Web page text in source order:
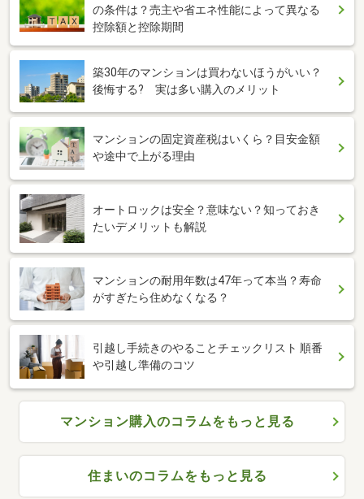
の条件は？売主や省エネ性能によって異なる
控除額と控除期間
築30年のマンションは買わないほうがいい？
後悔する? 実は多い購入のメリット
マンションの固定資産税はいくら？目安金額
や途中で上がる理由
オートロックは安全？意味ない？知っておき
たいデメリットも解説
マンションの耐用年数は47年って本当？寿命
がすぎたら住めなくなる？
引越し手続きのやることチェックリスト 順番
や引越し準備のコツ
マンション購入のコラムをもっと見る
住まいのコラムをもっと見る